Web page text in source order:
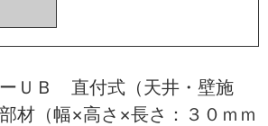
ＵＢ 直付式（天井・壁施
材（幅×高さ×長さ：３０ｍｍ